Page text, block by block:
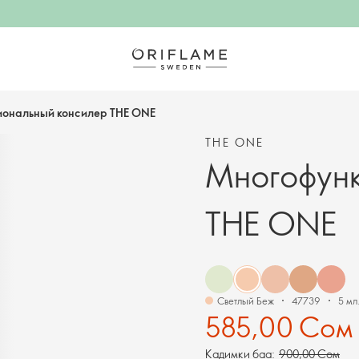
консилер THE ONE
THE ONE
THE ONE
Светлый Беж 47739 5 мл.
585,00 Сом
Кадимки баа: 900,00 Сом